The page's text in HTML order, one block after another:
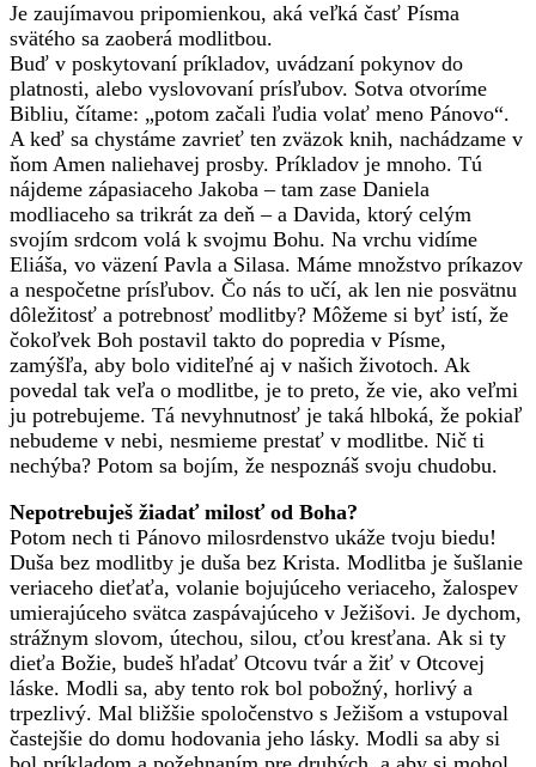
Je zaujímavou pripomienkou, aká veľká časť Písma
svätého sa zaoberá modlitbou.
Buď v poskytovaní príkladov, uvádzaní pokynov do
platnosti, alebo vyslovovaní prísľubov. Sotva otvoríme
Bibliu, čítame: „potom začali ľudia volať meno Pánovo“.
A keď sa chystáme zavrieť ten zväzok knih, nachádzame v
ňom Amen naliehavej prosby. Príkladov je mnoho. Tú
nájdeme zápasiaceho Jakoba – tam zase Daniela
modliaceho sa trikrát za deň – a Davida, ktorý celým
svojím srdcom volá k svojmu Bohu. Na vrchu vidíme
Eliáša, vo väzení Pavla a Silasa. Máme množstvo príkazov
a nespočetne prísľubov. Čo nás to učí, ak len nie posvätnu
dôležitosť a potrebnosť modlitby? Môžeme si byť istí, že
čokoľvek Boh postavil takto do popredia v Písme,
zamýšľa, aby bolo viditeľné aj v našich životoch. Ak
povedal tak veľa o modlitbe, je to preto, že vie, ako veľmi
ju potrebujeme. Tá nevyhnutnosť je taká hlboká, že pokiaľ
nebudeme v nebi, nesmieme prestať v modlitbe. Nič ti
nechýba? Potom sa bojím, že nespoznáš svoju chudobu.
Nepotrebuješ žiadať milosť od Boha?
Potom nech ti Pánovo milosrdenstvo ukáže tvoju biedu!
Duša bez modlitby je duša bez Krista. Modlitba je šušlanie
veriaceho dieťaťa, volanie bojujúceho veriaceho, žalospev
umierajúceho svätca zaspávajúceho v Ježišovi. Je dychom,
strážnym slovom, útechou, silou, cťou kresťana. Ak si ty
dieťa Božie, budeš hľadať Otcovu tvár a žiť v Otcovej
láske. Modli sa, aby tento rok bol pobožný, horlivý a
trpezlivý. Mal bližšie spoločenstvo s Ježišom a vstupoval
častejšie do domu hodovania jeho lásky. Modli sa aby si